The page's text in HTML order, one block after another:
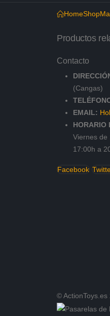
HomeShop
Productos
Contacto
(Cangas)
EMAIL:
HORARIO
Viernes de
17:00h a
Facebook
© ActionToys.es